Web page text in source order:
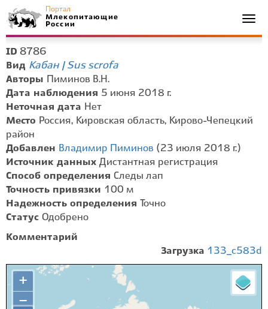
Портал
Млекопитающие
России
ID 8786
Вид Кабан | Sus scrofa
Авторы
Пиминов В.Н.
Дата наблюдения 5 июня 2018 г.
Неточная дата Нет
Место Россия, Кировская область, Кирово-Чепецкий
район
Добавлен Владимир Пиминов (23 июля 2018 г.)
Источник данных Дистантная регистрация
Способ определения Следы лап
Точность привязки 100 м
Надежность определения
Точно
Статус Одобрено
Комментарий
Загрузка 133_c583d
+
−